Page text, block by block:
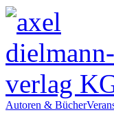
Autoren & Bücher